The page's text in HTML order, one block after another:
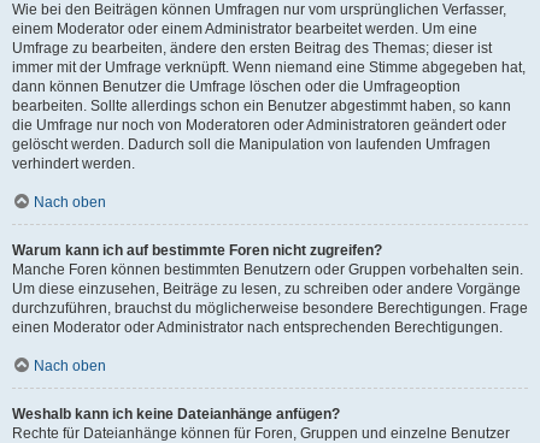
Wie bei den Beiträgen können Umfragen nur vom ursprünglichen Verfasser,
einem Moderator oder einem Administrator bearbeitet werden. Um eine
Umfrage zu bearbeiten, ändere den ersten Beitrag des Themas; dieser ist
immer mit der Umfrage verknüpft. Wenn niemand eine Stimme abgegeben hat,
dann können Benutzer die Umfrage löschen oder die Umfrageoption
bearbeiten. Sollte allerdings schon ein Benutzer abgestimmt haben, so kann
die Umfrage nur noch von Moderatoren oder Administratoren geändert oder
gelöscht werden. Dadurch soll die Manipulation von laufenden Umfragen
verhindert werden.
Nach oben
Warum kann ich auf bestimmte Foren nicht zugreifen?
Manche Foren können bestimmten Benutzern oder Gruppen vorbehalten sein.
Um diese einzusehen, Beiträge zu lesen, zu schreiben oder andere Vorgänge
durchzuführen, brauchst du möglicherweise besondere Berechtigungen. Frage
einen Moderator oder Administrator nach entsprechenden Berechtigungen.
Nach oben
Weshalb kann ich keine Dateianhänge anfügen?
Rechte für Dateianhänge können für Foren, Gruppen und einzelne Benutzer